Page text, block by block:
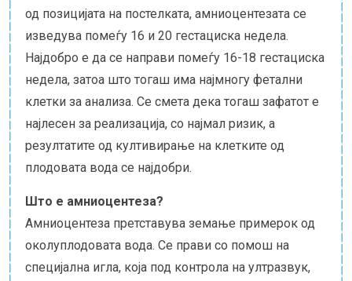
од позицијата на постелката, амниоцентезата се
изведува помеѓу 16 и 20 гестациска недела.
Најдобро е да се направи помеѓу 16-18 гестациска
недела, затоа што тогаш има најмногу фетални
клетки за анализа. Се смета дека тогаш зафатот е
најлесен за реализација, со најмал ризик, а
резултатите од култивирање на клетките од
плодовата вода се најдобри.
Што е амниоцентеза?
Амниоцентеза претставува земање примерок од
околуплодовата вода. Се прави со помош на
специјална игла, која под контрола на ултразвук,